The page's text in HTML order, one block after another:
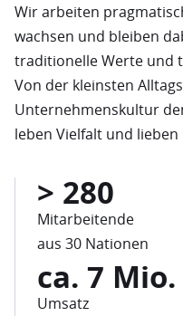
Wir arbeiten
wachsen und bleiben
traditionelle Werte und
Von der kleinsten
Unternehmenskultur
leben Vielfalt und
Mitarbeitende
aus 30 Nationen
> 280
Umsatz
ca. 7 Mio.